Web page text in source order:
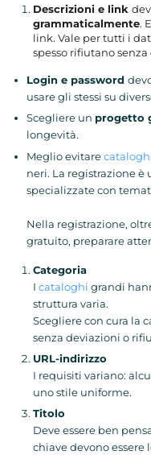
Descrizioni e link
grammaticalmente.
link. Vale per tutti i
spesso rifiutano senza
Login e password
usare gli stessi su
Scegliere un progetto
longevità.
Meglio evitare
neri. La registrazione è
specializzate con
Nella registrazione,
gratuito, preparare
Categoria
I cataloghi grandi
struttura varia.
Scegliere con cura la
senza deviazioni o
URL-indirizzo
I requisiti variano:
uno stile uniforme.
Titolo
Deve essere ben
chiave devono